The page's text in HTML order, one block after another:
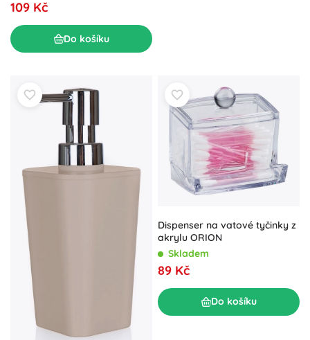
109 Kč
Do košíku
Dispenser na vatové tyčinky z
akrylu ORION
Skladem
89 Kč
Do košíku